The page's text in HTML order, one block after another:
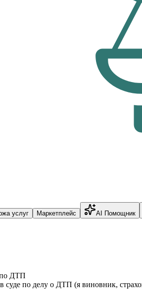
услуг Маркетплейс AI Помощник
по ДТП
суде по делу о ДТП (я виновник,